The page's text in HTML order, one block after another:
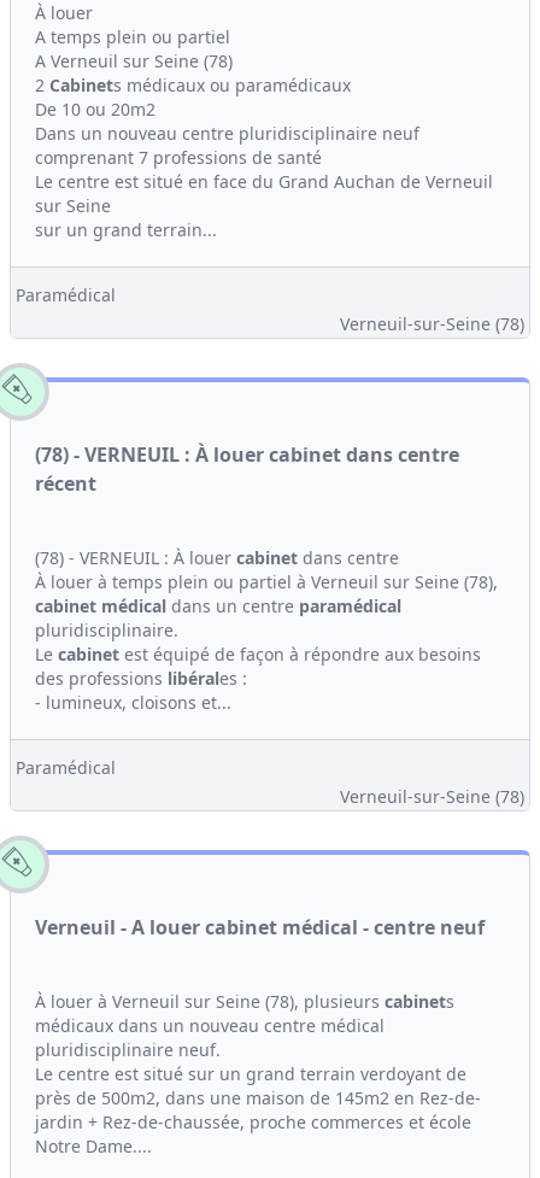
À louer
A temps plein ou partiel
A Verneuil sur Seine (78)
2 Cabinets médicaux ou paramédicaux
De 10 ou 20m2
Dans un nouveau centre pluridisciplinaire neuf
comprenant 7 professions de santé
Le centre est situé en face du Grand Auchan de Verneuil
sur Seine
sur un grand terrain...
Paramédical
Verneuil-sur-Seine (78)
(78) - VERNEUIL : À louer cabinet dans centre
récent
(78) - VERNEUIL : À louer cabinet dans centre
À louer à temps plein ou partiel à Verneuil sur Seine (78),
cabinet médical dans un centre paramédical
pluridisciplinaire.
Le cabinet est équipé de façon à répondre aux besoins
des professions libérales :
- lumineux, cloisons et...
Paramédical
Verneuil-sur-Seine (78)
Verneuil - A louer cabinet médical - centre neuf
À louer à Verneuil sur Seine (78), plusieurs cabinets
médicaux dans un nouveau centre médical
pluridisciplinaire neuf.
Le centre est situé sur un grand terrain verdoyant de
près de 500m2, dans une maison de 145m2 en Rez-de-
jardin + Rez-de-chaussée, proche commerces et école
Notre Dame....